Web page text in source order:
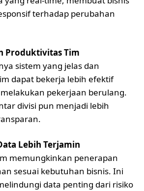
terhadap perubahan
Produktivitas Tim
sistem yang jelas dan
dapat bekerja lebih efektif
pekerjaan berulang.
divisi pun menjadi lebih
Lebih Terjamin
memungkinkan penerapan
sesuai kebutuhan bisnis. Ini
data penting dari risiko